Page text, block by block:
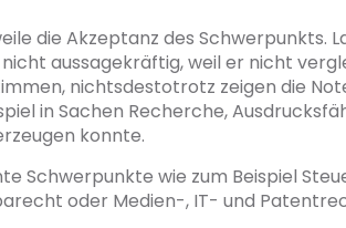
die Akzeptanz des Schwerpunkts.
aussagekräftig, weil er nicht
nichtsdestotrotz zeigen die
in Sachen Recherche,
konnte.
Schwerpunkte wie zum Beispiel
oder Medien-, IT- und